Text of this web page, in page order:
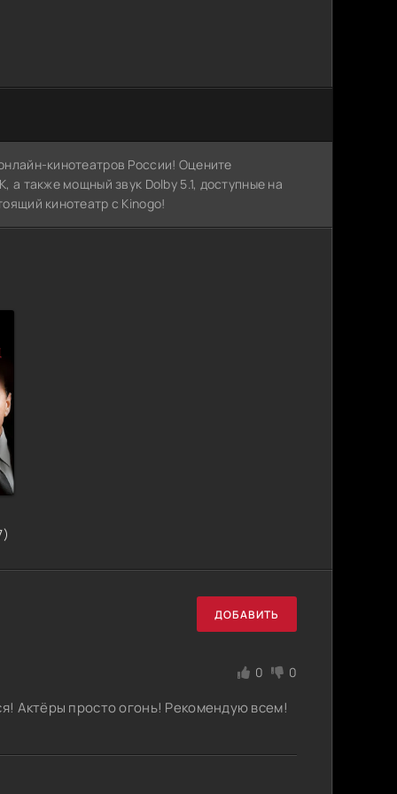
кинотеатров России! Оцените
а также мощный звук Dolby 5.1, доступные на
кинотеатр с Kinogo!
ДОБАВИТЬ
0 0
Актёры просто огонь! Рекомендую всем!